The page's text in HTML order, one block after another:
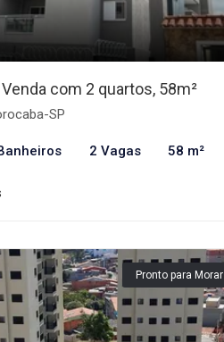
com 2 quartos, 58m²
SP
2 Vagas 58 m²
Pronto para Morar